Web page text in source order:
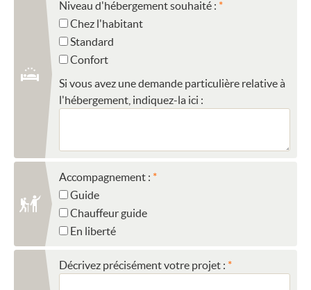
Niveau d'hébergement souhaité :
Chez l'habitant
Standard
Confort
Si vous avez une demande particulière relative à
l'hébergement, indiquez-la ici :
Accompagnement :
Guide
Chauffeur guide
En liberté
Décrivez précisément votre projet :